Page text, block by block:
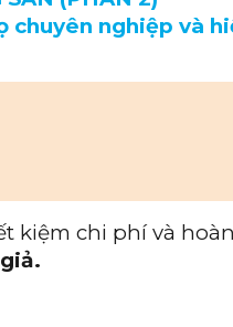
chuyên nghiệp và
kiệm chi phí và